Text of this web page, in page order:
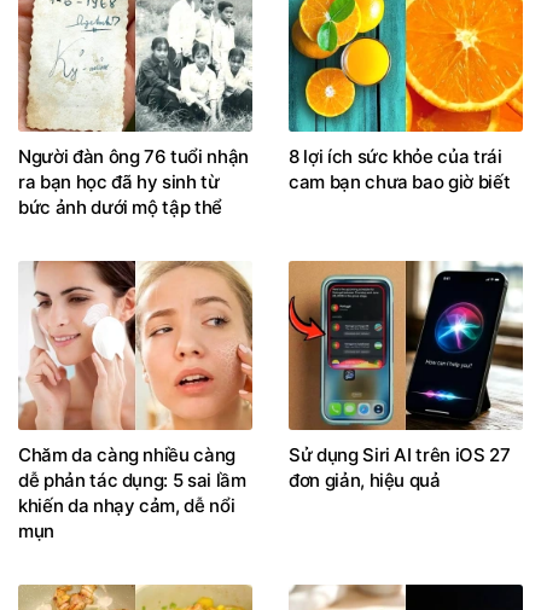
Người đàn ông 76 tuổi nhận
ra bạn học đã hy sinh từ
bức ảnh dưới mộ tập thể
8 lợi ích sức khỏe của trái
cam bạn chưa bao giờ biết
Chăm da càng nhiều càng
dễ phản tác dụng: 5 sai lầm
khiến da nhạy cảm, dễ nổi
mụn
Sử dụng Siri AI trên iOS 27
đơn giản, hiệu quả